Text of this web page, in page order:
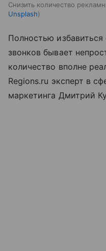
Снизить количество
Unsplash
Полностью
звонков бывает
количество вполне
Regions.ru эксперт в
маркетинга Дмитрий